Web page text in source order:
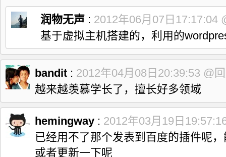
润物无声 : 2012年06月07日17:17:04
基于虚拟主机搭建的，利用的
bandit : 2012年04月08日20:39:53 @
越来越羡慕学长了，擅长好多领域
hemingway : 2012年03月19日
已经用不了那个发表到百度的插件呢
或者更新一下呢